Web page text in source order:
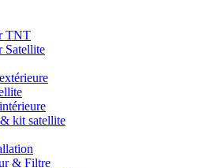
TNT
Satellite
kit satellite
& Filtre